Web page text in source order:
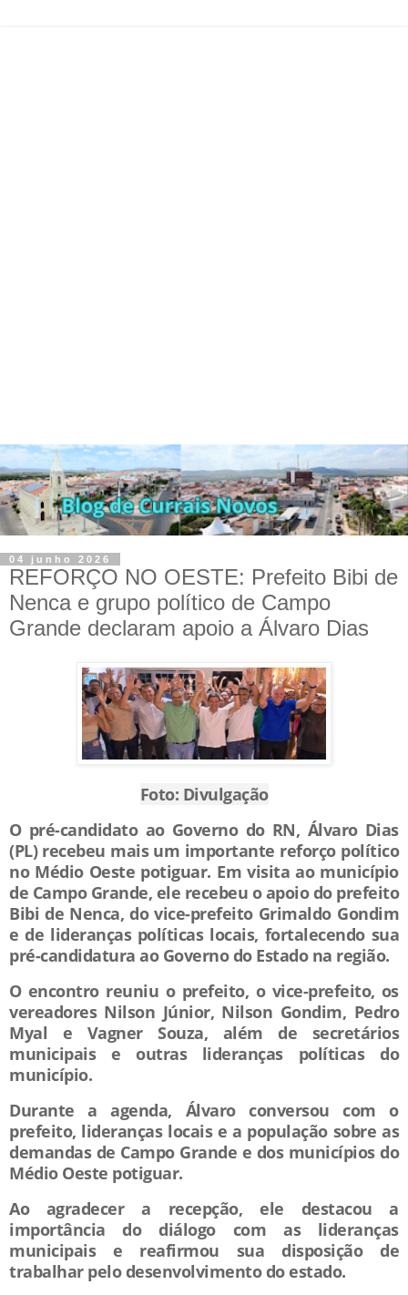
04 junho 2026
REFORÇO NO OESTE: Prefeito Bibi de
Nenca e grupo político de Campo
Grande declaram apoio a Álvaro Dias
Foto: Divulgação
O pré-candidato ao Governo do RN, Álvaro Dias
(PL) recebeu mais um importante reforço político
no Médio Oeste potiguar. Em visita ao município
de Campo Grande, ele recebeu o apoio do prefeito
Bibi de Nenca, do vice-prefeito Grimaldo Gondim
e de lideranças políticas locais, fortalecendo sua
pré-candidatura ao Governo do Estado na região.
O encontro reuniu o prefeito, o vice-prefeito, os
vereadores Nilson Júnior, Nilson Gondim, Pedro
Myal e Vagner Souza, além de secretários
municipais e outras lideranças políticas do
município.
Durante a agenda, Álvaro conversou com o
prefeito, lideranças locais e a população sobre as
demandas de Campo Grande e dos municípios do
Médio Oeste potiguar.
Ao agradecer a recepção, ele destacou a
importância do diálogo com as lideranças
municipais e reafirmou sua disposição de
trabalhar pelo desenvolvimento do estado.